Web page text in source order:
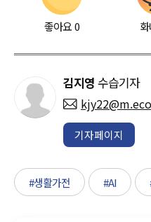
좋아요0
김지영 수습기자
기자페이지
#생활가전 #AI